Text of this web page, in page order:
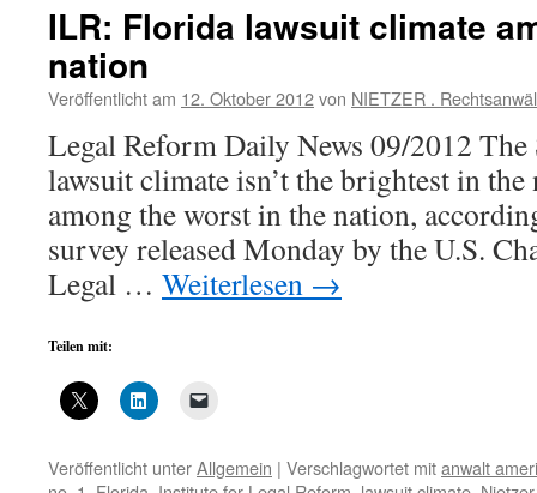
ILR: Florida lawsuit climate
nation
Veröffentlicht am 12. Oktober 2012von NIETZER .
Legal Reform Daily News 09/2012 The
lawsuit climate isn’t the brightest in the
among the worst in the nation,
survey released Monday by the U.S.
Legal … Weiterlesen →
Teilen mit:
Veröffentlicht unterAllgemein | Verschlagwortet mitanwalt